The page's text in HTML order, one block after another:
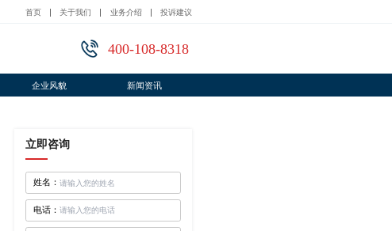
首页 关于我们 业务介绍 投诉建议
400-108-8318
企业风貌 新闻资讯
立即咨询
姓名：
电话：